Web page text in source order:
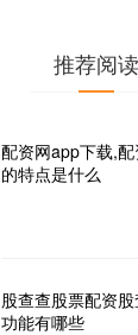
推荐阅读
配资网app下载,
的特点是什么
股查查股票配资
功能有哪些